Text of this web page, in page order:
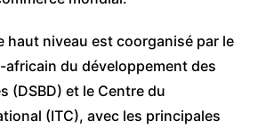
haut niveau est coorganisé par le
du développement des
(DSBD) et le Centre du
(ITC), avec les principales